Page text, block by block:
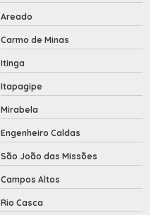
Areado
Carmo de Minas
Itinga
Itapagipe
Mirabela
Engenheiro Caldas
São João das Missões
Campos Altos
Rio Casca